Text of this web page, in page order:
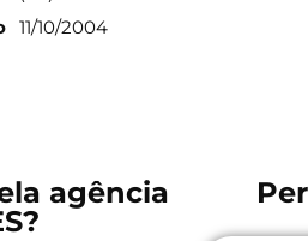
11/10/2004
agência